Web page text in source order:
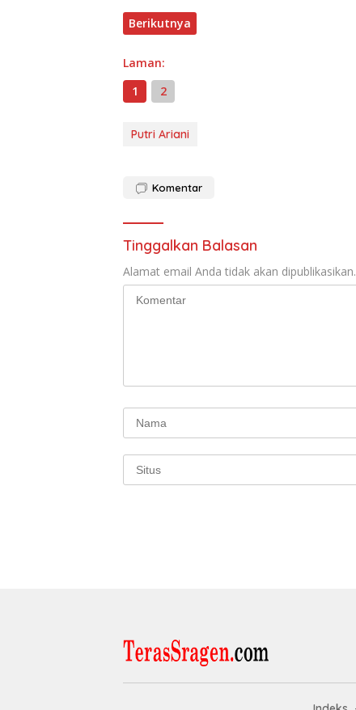
Berikutnya
Laman:
1
2
Putri Ariani
Komentar
Tinggalkan Balasan
Alamat email Anda tidak akan dipublikasikan.